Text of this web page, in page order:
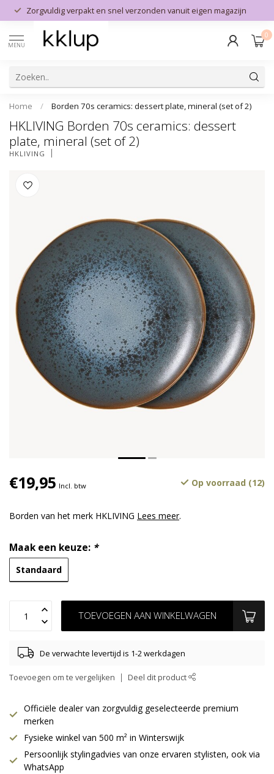
Zorgvuldig verpakt en snel verzonden vanuit eigen magazijn
MENU
0
Home / Borden 70s ceramics: dessert plate, mineral (set of 2)
HKLIVING Borden 70s ceramics: dessert
plate, mineral (set of 2)
HKLIVING
€19,95 Incl. btw Op voorraad (12)
Borden van het merk HKLIVING Lees meer.
Maak een keuze: *
Standaard
TOEVOEGEN AAN WINKELWAGEN
De verwachte levertijd is 1-2 werkdagen
Toevoegen om te vergelijken Deel dit product
Officiële dealer van zorgvuldig geselecteerde premium
merken
Fysieke winkel van 500 m² in Winterswijk
Persoonlijk stylingadvies van onze ervaren stylisten, ook via
WhatsApp